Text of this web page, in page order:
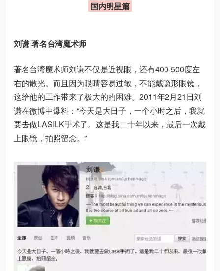
国内明星篇
刘谦 著名台湾魔术师
著名台湾魔术师刘谦不仅是近视眼，还有400-500度左
右的散光。而且因为眼睛容易过敏，不能戴隐形眼镜，
这给他的工作带来了极大的的困难。2011年2月21日刘
谦在微博中爆料：“今天是大日子，一个小时之后，我就
要去做LASILK手术了。这是我二十年以来，最后一次戴
上眼镜，拍照留念。”